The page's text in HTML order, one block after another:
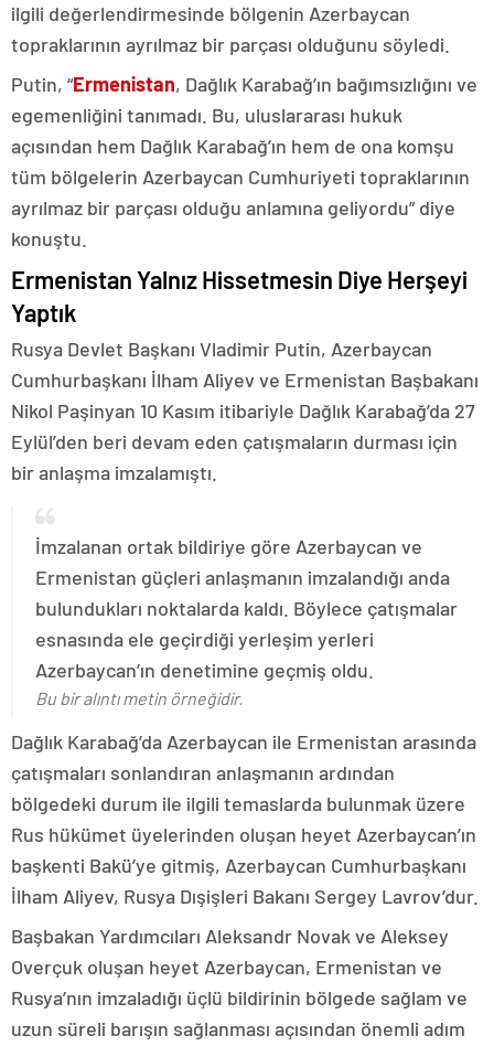
ilgili değerlendirmesinde bölgenin Azerbaycan
topraklarının ayrılmaz bir parçası olduğunu söyledi.
Putin, “Ermenistan, Dağlık Karabağ’ın bağımsızlığını ve
egemenliğini tanımadı. Bu, uluslararası hukuk
açısından hem Dağlık Karabağ’ın hem de ona komşu
tüm bölgelerin Azerbaycan Cumhuriyeti topraklarının
ayrılmaz bir parçası olduğu anlamına geliyordu” diye
konuştu.
Ermenistan Yalnız Hissetmesin Diye Herşeyi
Yaptık
Rusya Devlet Başkanı Vladimir Putin, Azerbaycan
Cumhurbaşkanı İlham Aliyev ve Ermenistan Başbakanı
Nikol Paşinyan 10 Kasım itibariyle Dağlık Karabağ’da 27
Eylül’den beri devam eden çatışmaların durması için
bir anlaşma imzalamıştı.
İmzalanan ortak bildiriye göre Azerbaycan ve
Ermenistan güçleri anlaşmanın imzalandığı anda
bulundukları noktalarda kaldı. Böylece çatışmalar
esnasında ele geçirdiği yerleşim yerleri
Azerbaycan’ın denetimine geçmiş oldu.
Bu bir alıntı metin örneğidir.
Dağlık Karabağ’da Azerbaycan ile Ermenistan arasında
çatışmaları sonlandıran anlaşmanın ardından
bölgedeki durum ile ilgili temaslarda bulunmak üzere
Rus hükümet üyelerinden oluşan heyet Azerbaycan’ın
başkenti Bakü’ye gitmiş, Azerbaycan Cumhurbaşkanı
İlham Aliyev, Rusya Dışişleri Bakanı Sergey Lavrov’dur.
Başbakan Yardımcıları Aleksandr Novak ve Aleksey
Overçuk oluşan heyet Azerbaycan, Ermenistan ve
Rusya’nın imzaladığı üçlü bildirinin bölgede sağlam ve
uzun süreli barışın sağlanması açısından önemli adım